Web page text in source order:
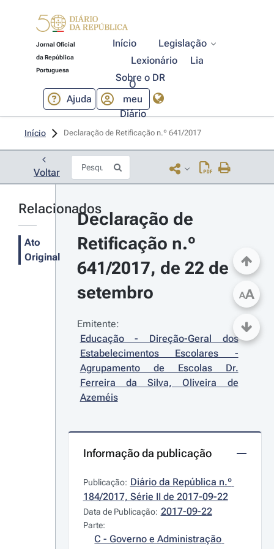
Jornal Oficial
da República
Portuguesa
Início
Legislação
Lexionário
Lia
Sobre o DR
Ajuda
O
meu
Diário
Início Declaração de Retificação n.º 641/2017
Voltar
Relacionados
Ato
Original
Declaração de
Retificação n.º
641/2017, de 22 de
setembro
Emitente:
Educação - Direção-Geral dos
Estabelecimentos Escolares -
Agrupamento de Escolas Dr.
Ferreira da Silva, Oliveira de
Azeméis
Informação da publicação
Publicação: Diário da República n.º
184/2017, Série II de 2017-09-22
Data de Publicação: 2017-09-22
Parte:
C - Governo e Administração
AA